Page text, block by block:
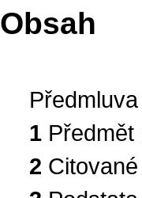
Obsah
1 Předmět
2